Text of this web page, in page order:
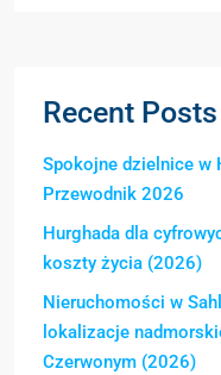
Recent Posts
Spokojne dzielnice w
Przewodnik 2026
Hurghada dla
koszty życia (2026)
Nieruchomości w
lokalizacje
Czerwonym (2026)